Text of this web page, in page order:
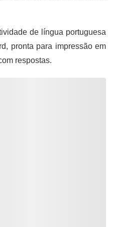
de língua portuguesa
pronta para impressão em
respostas.